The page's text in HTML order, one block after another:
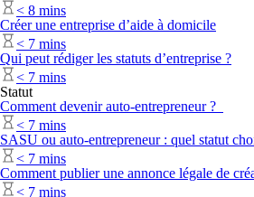
< 8 mins
Créer une entreprise d’aide à domicile
< 7 mins
Qui peut rédiger les statuts d’entreprise ?
< 7 mins
Statut
Comment devenir auto-entrepreneur ?
< 7 mins
SASU ou auto-entrepreneur : quel statut
< 7 mins
Comment publier une annonce légale de
< 7 mins